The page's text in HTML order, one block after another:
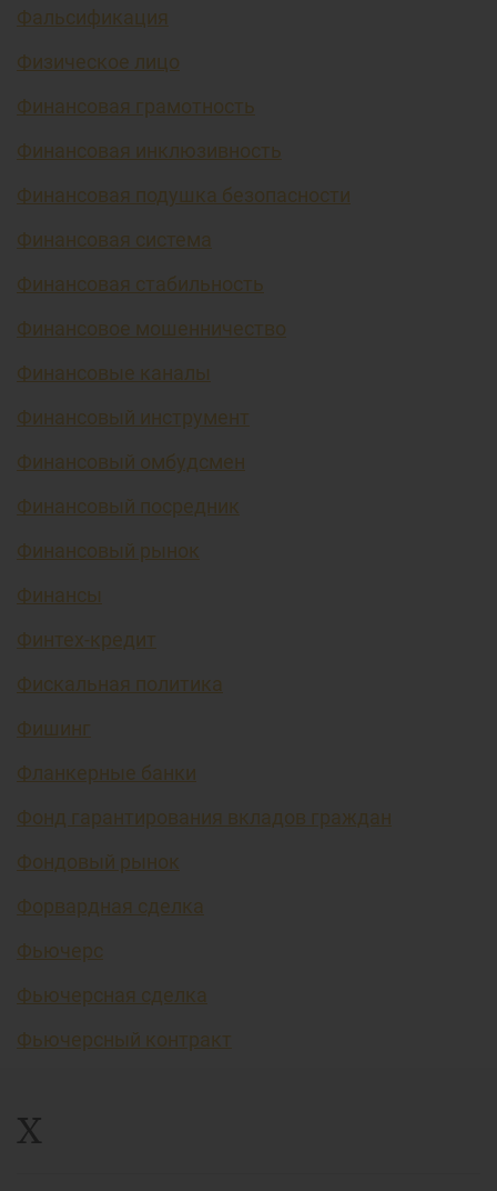
Фальсификация
Физическое лицо
Финансовая грамотность
Финансовая инклюзивность
Финансовая подушка безопасности
Финансовая система
Финансовая стабильность
Финансовое мошенничество
Финансовые каналы
Финансовый инструмент
Финансовый омбудсмен
Финансовый посредник
Финансовый рынок
Финансы
Финтех-кредит
Фискальная политика
Фишинг
Фланкерные банки
Фонд гарантирования вкладов граждан
Фондовый рынок
Форвардная сделка
Фьючерс
Фьючерсная сделка
Фьючерсный контракт
Х